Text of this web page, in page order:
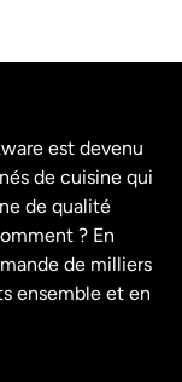
est devenu
de cuisine qui
de qualité
? En
de milliers
ensemble et en